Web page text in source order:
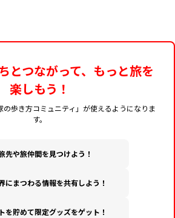
とつながって、もっと旅を
楽しもう！
歩き方コミュニティ」が使えるようになりま
す。
先や旅仲間を見つけよう！
にまつわる情報を共有しよう！
を貯めて限定グッズをゲット！